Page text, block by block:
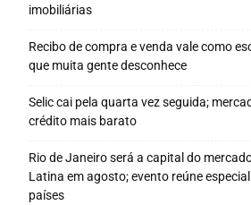
imobiliárias
Recibo de compra e venda vale como
que muita gente desconhece
Selic cai pela quarta vez seguida;
crédito mais barato
Rio de Janeiro será a capital do
Latina em agosto; evento reúne
países